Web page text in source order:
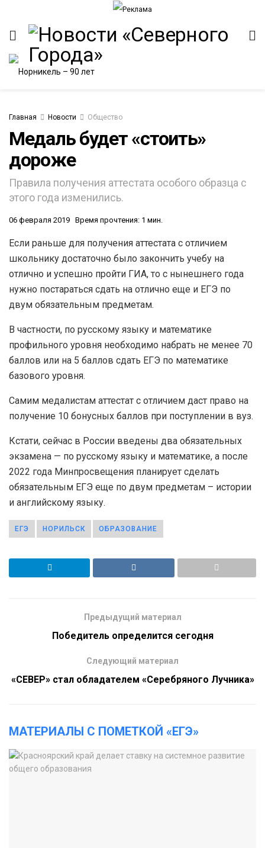
Главная Новости Общество
Медаль будет «стоить»
дороже
Правила получения аттестата особого образца с
этого года изменились.
06 февраля 2019 Время прочтения: 1 мин.
Если раньше для получения аттестата с отличием
школьнику достаточно было закончить учебу на
отлично и успешно пройти ГИА, то с нынешнего года
нужно постараться сдать на отлично еще и ЕГЭ по
двум обязательным предметам.
В частности, по русскому языку и математике
профильного уровня необходимо набрать не менее 70
баллов или на 5 баллов сдать ЕГЭ по математике
базового уровня.
Самим медалистам аттестат с отличием даст право на
получение 10 бонусных баллов при поступлении в вуз.
Кстати, сейчас в России введены два обязательных
экзамена — по русскому языку и математике, а после
2022 года Минпросвещения планирует сделать
обязательным ЕГЭ еще по двум предметам – истории
и английскому языку.
ЕГЭ НОРИЛЬСК ОБРАЗОВАНИЕ
Предыдущий материал
Победитель определится сегодня
Следующий материал
«СЕВЕР» стал обладателем «Серебряного Лучника»
МАТЕРИАЛЫ С ПОМЕТКОЙ «ЕГЭ»